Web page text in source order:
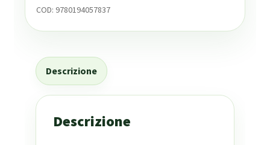
COD: 9780194057837
Descrizione
Descrizione